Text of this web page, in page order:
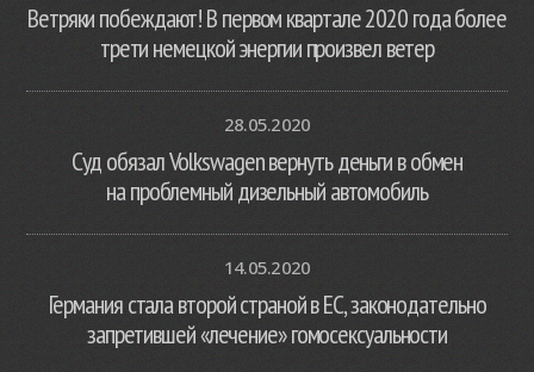
Ветряки побеждают! В первом квартале 2020 года более
трети немецкой энергии произвел ветер
28.05.2020
Суд обязал Volkswagen вернуть деньги в обмен
на проблемный дизельный автомобиль
14.05.2020
Германия стала второй страной в ЕС, законодательно
запретившей «лечение» гомосексуальности